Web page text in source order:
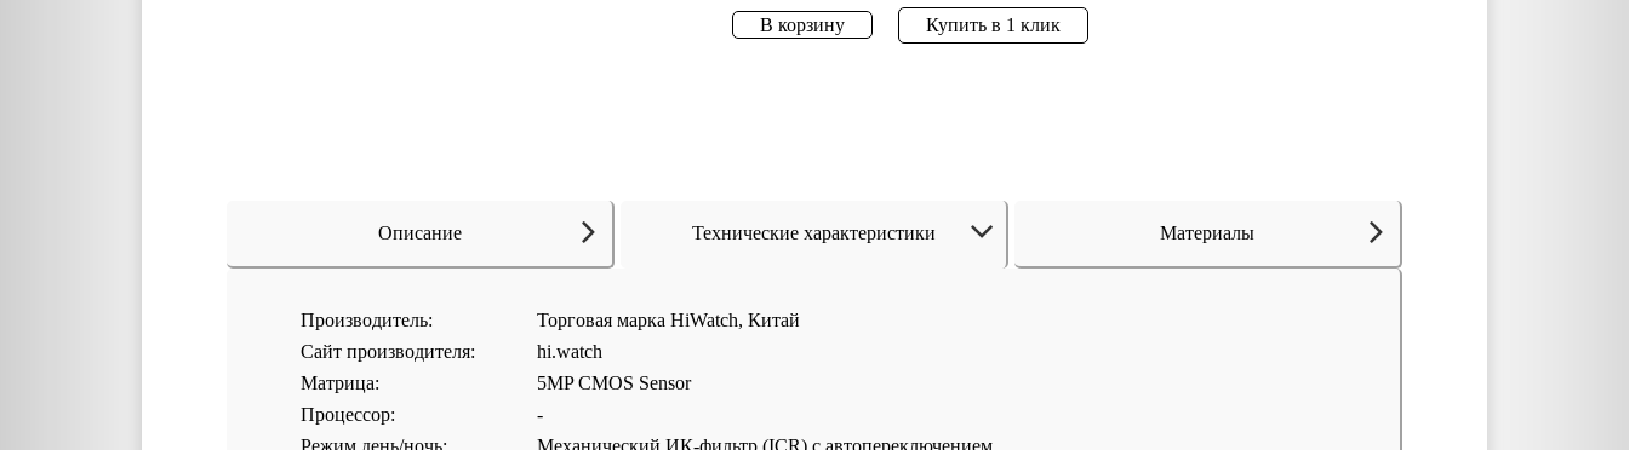
В корзину Купить в 1 клик
Описание Технические характеристики Материалы
Производитель:
Торговая марка HiWatch, Китай
Сайт производителя:
hi.watch
Матрица:
5MP CMOS Sensor
Процессор:
-
Режим день/ночь:
Механический ИК-фильтр (ICR) с автопереключением